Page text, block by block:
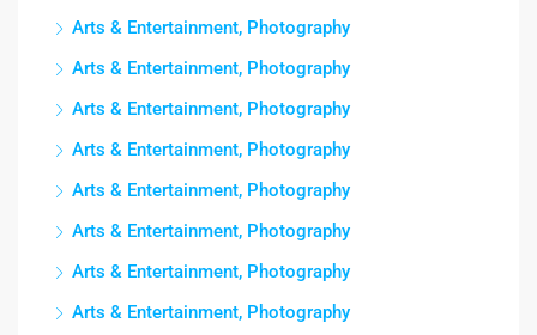
Arts & Entertainment, Photography
Arts & Entertainment, Photography
Arts & Entertainment, Photography
Arts & Entertainment, Photography
Arts & Entertainment, Photography
Arts & Entertainment, Photography
Arts & Entertainment, Photography
Arts & Entertainment, Photography